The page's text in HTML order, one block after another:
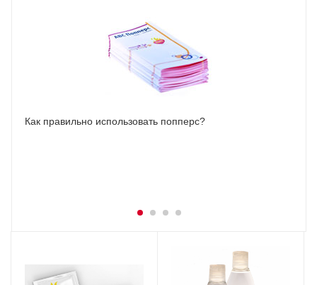
Как правильно использовать попперс?